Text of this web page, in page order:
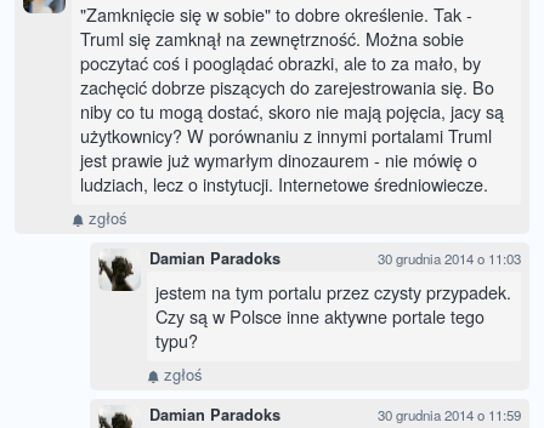
"Zamknięcie się w sobie" to dobre określenie. Tak -
Truml się zamknął na zewnętrzność. Można sobie
poczytać coś i pooglądać obrazki, ale to za mało, by
zachęcić dobrze piszących do zarejestrowania się. Bo
niby co tu mogą dostać, skoro nie mają pojęcia, jacy są
użytkownicy? W porównaniu z innymi portalami Truml
jest prawie już wymarłym dinozaurem - nie mówię o
ludziach, lecz o instytucji. Internetowe średniowiecze.
zgłoś
Damian Paradoks 30 grudnia 2014 o 11:03
jestem na tym portalu przez czysty przypadek.
Czy są w Polsce inne aktywne portale tego
typu?
zgłoś
Damian Paradoks 30 grudnia 2014 o 11:59